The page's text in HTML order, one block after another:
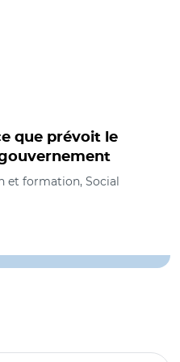
que prévoit le
et formation, Social